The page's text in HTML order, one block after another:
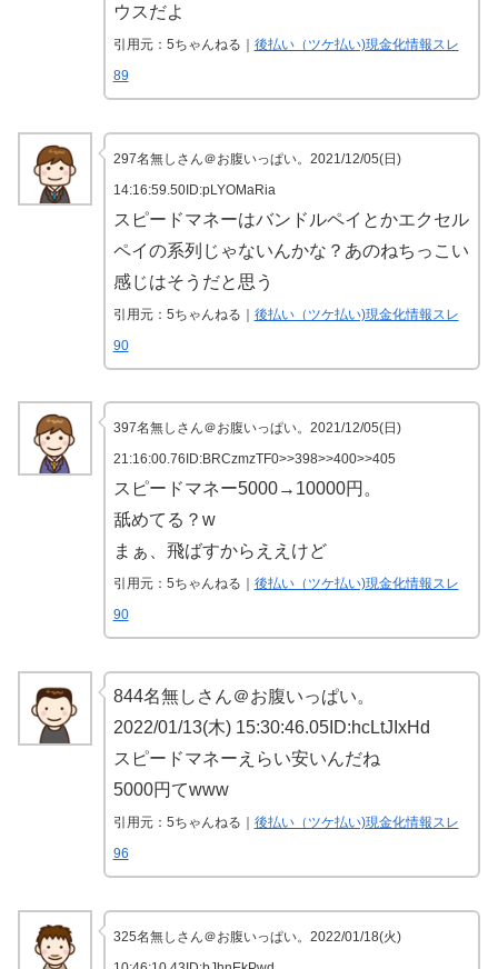
ウスだよ
引用元：5ちゃんねる｜ 後払い（ツケ払い)現金化情報スレ
89
297名無しさん＠お腹いっぱい。2021/12/05(日)
14:16:59.50ID:pLYOMaRia
スピードマネーはバンドルペイとかエクセル
ペイの系列じゃないんかな？あのねちっこい
感じはそうだと思う
引用元：5ちゃんねる｜ 後払い（ツケ払い)現金化情報スレ
90
397名無しさん＠お腹いっぱい。2021/12/05(日)
21:16:00.76ID:BRCzmzTF0>>398>>400>>405
スピードマネー5000→10000円。
舐めてる？w
まぁ、飛ばすからええけど
引用元：5ちゃんねる｜ 後払い（ツケ払い)現金化情報スレ
90
844名無しさん＠お腹いっぱい。
2022/01/13(木) 15:30:46.05ID:hcLtJIxHd
スピードマネーえらい安いんだね
5000円てwww
引用元：5ちゃんねる｜ 後払い（ツケ払い)現金化情報スレ
96
325名無しさん＠お腹いっぱい。2022/01/18(火)